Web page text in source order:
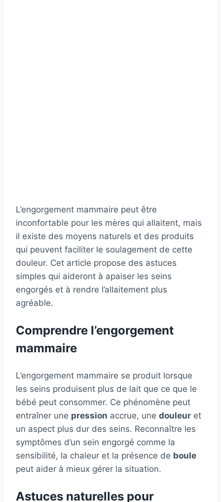
L’engorgement mammaire peut être
inconfortable pour les mères qui allaitent, mais
il existe des moyens naturels et des produits
qui peuvent faciliter le soulagement de cette
douleur. Cet article propose des astuces
simples qui aideront à apaiser les seins
engorgés et à rendre l’allaitement plus
agréable.
Comprendre l’engorgement
mammaire
L’engorgement mammaire se produit lorsque
les seins produisent plus de lait que ce que le
bébé peut consommer. Ce phénomène peut
entraîner une pression accrue, une douleur et
un aspect plus dur des seins. Reconnaître les
symptômes d’un sein engorgé comme la
sensibilité, la chaleur et la présence de boule
peut aider à mieux gérer la situation.
Astuces naturelles pour